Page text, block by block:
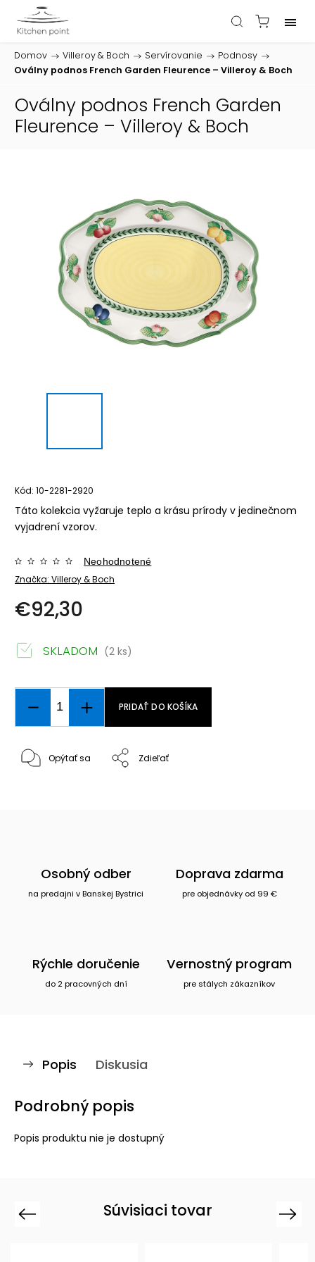
Domov / Villeroy & Boch / Servírovanie / Podnosy /
Oválny podnos French Garden Fleurence – Villeroy & Boch
Oválny podnos French Garden
Fleurence – Villeroy & Boch
Kód: 10-2281-2920
Táto kolekcia vyžaruje teplo a krásu prírody v jedinečnom
vyjadrení vzorov.
Značka: Villeroy & Boch
Neohodnotené
€92,30
SKLADOM (2 ks)
PRIDAŤ DO KOŠÍKA
Opýtať sa Zdieľať
Osobný odber
na predajni v Banskej Bystrici
Doprava zdarma
pre objednávky od 99 €
Rýchle doručenie
do 2 pracovných dní
Vernostný program
pre stálych zákazníkov
Popis Diskusia
Podrobný popis
Popis produktu nie je dostupný
Súvisiaci tovar
Previous Next